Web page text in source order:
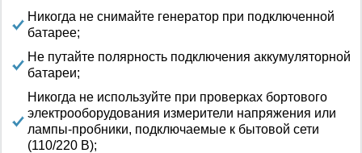
Никогда не снимайте генератор при подключенной
батарее;
Не путайте полярность подключения аккумуляторной
батареи;
Никогда не используйте при проверках бортового
электрооборудования измерители напряжения или
лампы-пробники, подключаемые к бытовой сети
(110/220 В);